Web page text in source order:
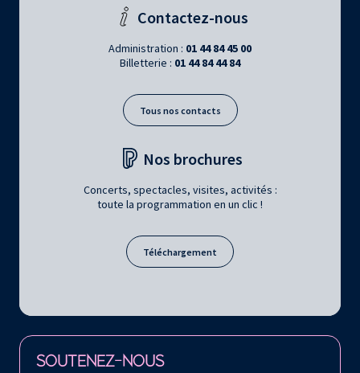
Contactez-nous
Administration : 01 44 84 45 00
Billetterie : 01 44 84 44 84
Tous nos contacts
Nos brochures
Concerts, spectacles, visites, activités :
toute la programmation en un clic !
Téléchargement
SOUTENEZ-NOUS
Retrouvez la Philharmonie de Paris sur